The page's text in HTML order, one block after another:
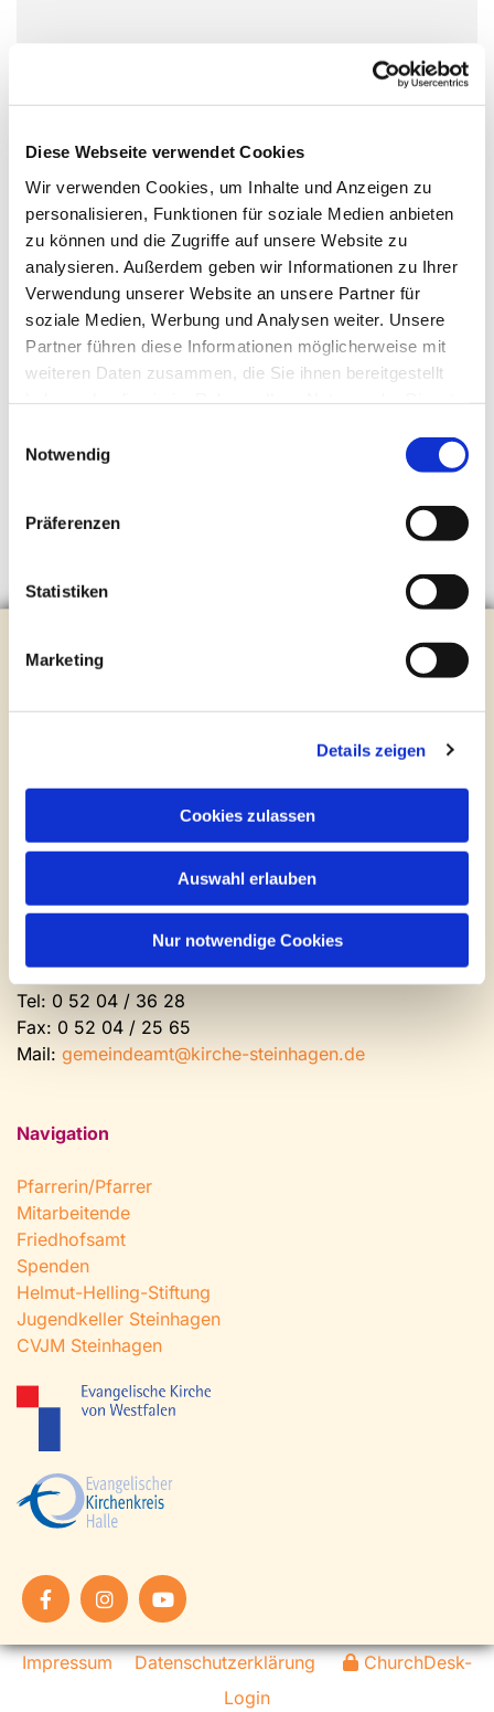
Diese Webseite verwendet Cookies
Wir verwenden Cookies, um Inhalte und Anzeigen zu
personalisieren, Funktionen für soziale Medien anbieten
zu können und die Zugriffe auf unsere Website zu
analysieren. Außerdem geben wir Informationen zu Ihrer
Verwendung unserer Website an unsere Partner für
soziale Medien, Werbung und Analysen weiter. Unsere
Partner führen diese Informationen möglicherweise mit
weiteren Daten zusammen, die Sie ihnen bereitgestellt
Notwendig
Präferenzen
Statistiken
Marketing
Details zeigen
Cookies zulassen
Auswahl erlauben
Nur notwendige Cookies
Für Jungen und Mädchen im Alter zwischen 6 bis
Brockhagener Straße 28 | 33803 Steinhagen
Mail:gemeindeamt@kirche-steinhagen.de
Kontakt und Öffnungszeiten
Gemeinde- und Friedhofsamt
Dienstag bis Freitag: 9 - 12 Uhr
Nachmittags nach Vereinbarung
Tel: 0 52 04 / 36 28
Fax: 0 52 04 / 25 65
Mail: gemeindeamt@kirche-steinhagen.de
Navigation
Pfarrerin/Pfarrer
Mitarbeitende
Friedhofsamt
Spenden
Helmut-Helling-Stiftung
Jugendkeller Steinhagen
CVJM Steinhagen
Impressum Datenschutzerklärung
ChurchDesk-
Login